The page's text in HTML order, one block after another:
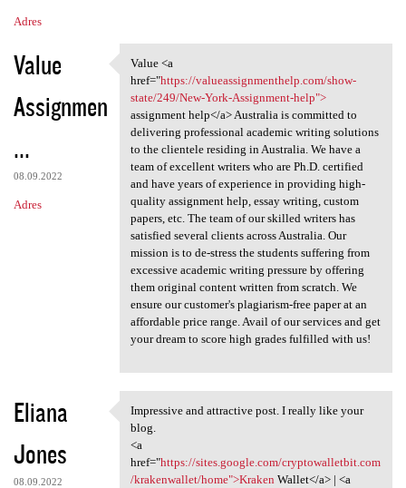
Adres
Value
Assignmen
...
08.09.2022
Adres
Value <a href="https:/
Value <a
href="https://valueassignmenthelp.com/show-
state/249/New-York-Assignment-help">
assignment help</a> Australia is committed to
delivering professional academic writing solutions
to the clientele residing in Australia. We have a
team of excellent writers who are Ph.D. certified
and have years of experience in providing high-
quality assignment help, essay writing, custom
papers, etc. The team of our skilled writers has
satisfied several clients across Australia. Our
mission is to de-stress the students suffering from
excessive academic writing pressure by offering
them original content written from scratch. We
ensure our customer's plagiarism-free paper at an
affordable price range. Avail of our services and get
your dream to score high grades fulfilled with us!
Eliana
Jones
08.09.2022
Impressive and attractive
Impressive and attractive post. I really like your
blog.
<a
href="https://sites.google.com/cryptowalletbit.com
/krakenwallet/home">Kraken Wallet</a> | <a